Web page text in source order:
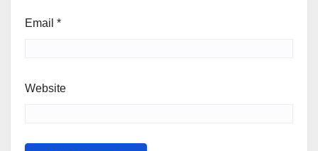
Email *
Website